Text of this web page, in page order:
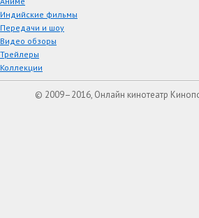
Индийские фильмы
Передачи и шоу
Видео обзоры
Трейлеры
Коллекции
© 2009–2016, Онлайн кинотеатр